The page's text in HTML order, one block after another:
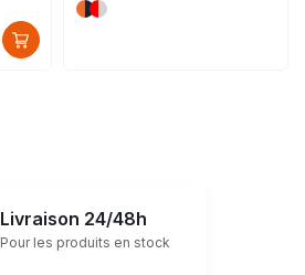
Livraison 24/48h
Pour les produits en stock